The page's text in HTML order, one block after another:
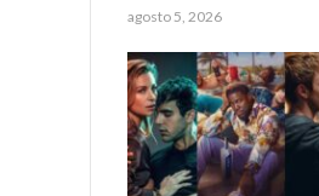
agosto 5, 2026